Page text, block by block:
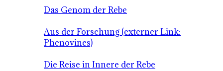
Das Genom der Rebe
Aus der Forschung (externer Link:
Phenovines)
Die Reise in Innere der Rebe